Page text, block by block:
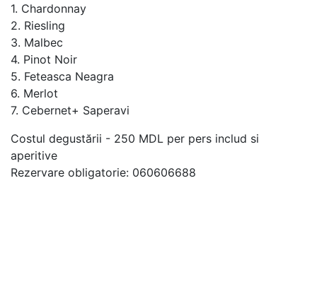
1. Chardonnay
2. Riesling
3. Malbec
4. Pinot Noir
5. Feteasca Neagra
6. Merlot
7. Cebernet+ Saperavi
Costul degustării - 250 MDL per pers includ si
aperitive
Rezervare obligatorie: 060606688